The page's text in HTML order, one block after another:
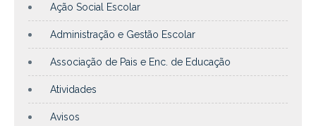
Ação Social Escolar
Administração e Gestão Escolar
Associação de Pais e Enc. de Educação
Atividades
Avisos